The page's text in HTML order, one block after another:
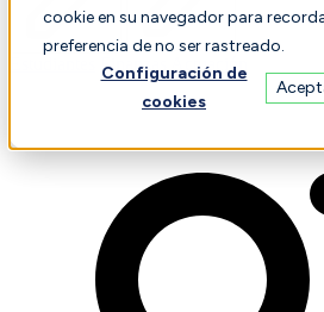
cookie en su navegador para
preferencia de no ser rastreado.
Configuración de
cookies
Finanzas Actuación